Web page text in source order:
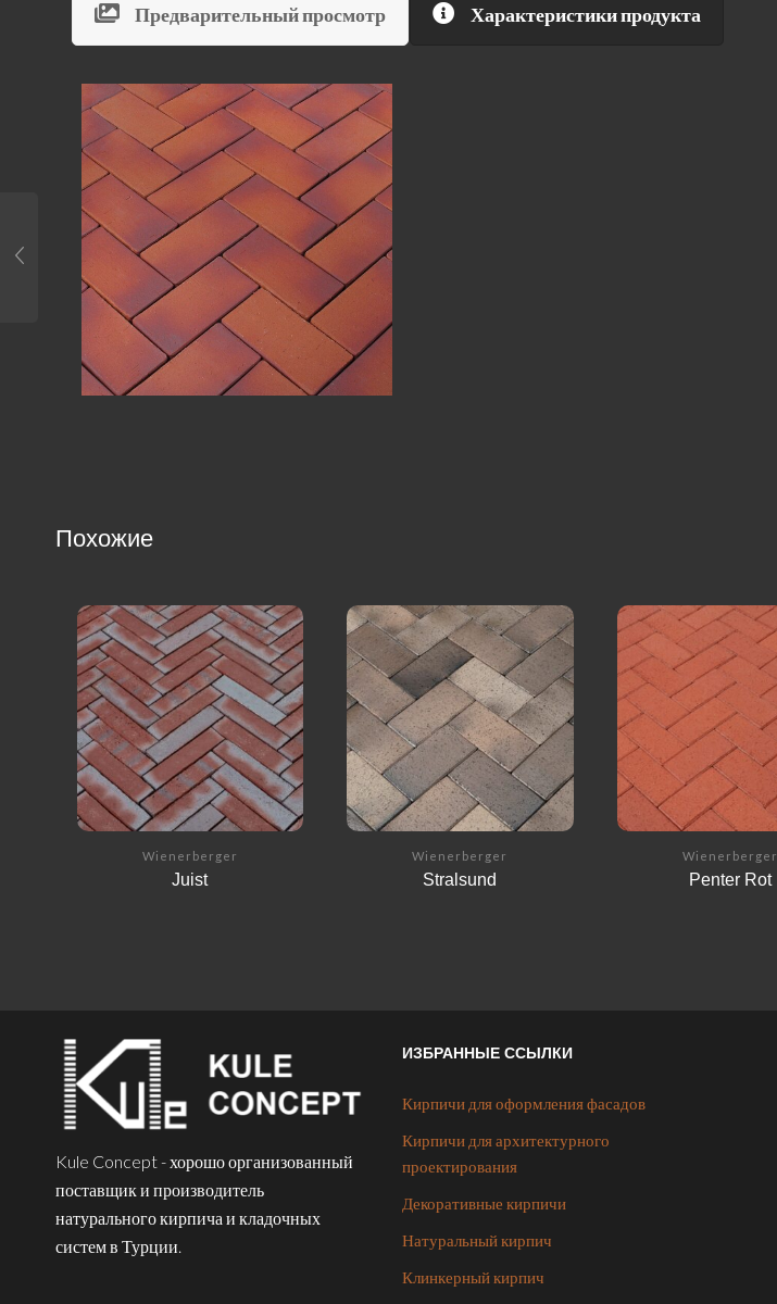
Предварительный просмотр Характеристики продукта
Похожие
Wienerberger
Juist
Wienerberger
Stralsund
Wienerberger
Penter Rot
Kule Concept - хорошо организованный
поставщик и производитель
натурального кирпича и кладочных
систем в Турции.
ИЗБРАННЫЕ ССЫЛКИ
Кирпичи для оформления фасадов
Кирпичи для архитектурного
проектирования
Декоративные кирпичи
Натуральный кирпич
Клинкерный кирпич